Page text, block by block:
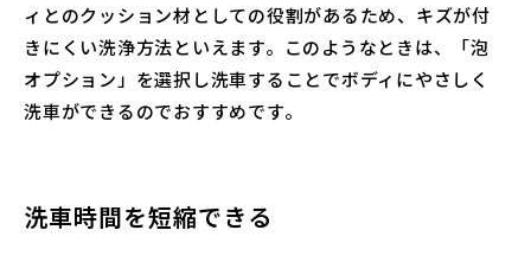
ィとのクッション材としての役割があるため、キズが付
きにくい洗浄方法といえます。このようなときは、「泡
オプション」を選択し洗車することでボディにやさしく
洗車ができるのでおすすめです。
洗車時間を短縮できる